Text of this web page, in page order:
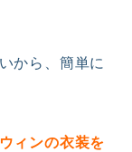
から、簡単に
ィンの衣装を